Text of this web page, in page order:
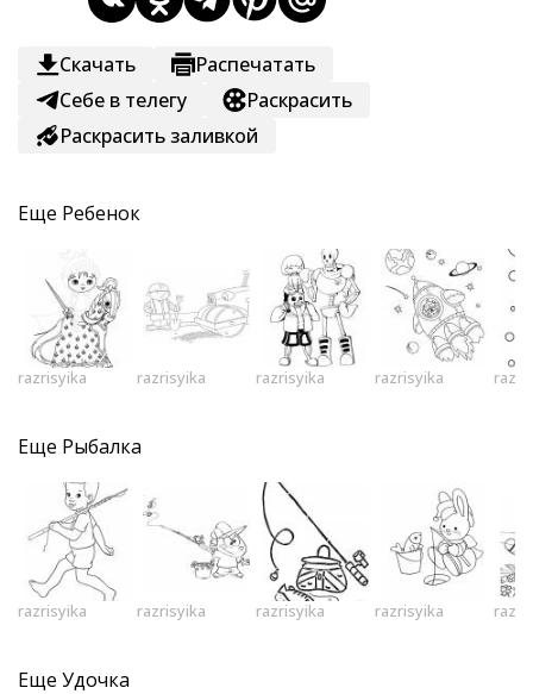
Скачать
Распечатать
Себе в телегу
Раскрасить
Раскрасить заливкой
Еще Ребенок
razrisyika razrisyika razrisyika razrisyika
Еще Рыбалка
razrisyika razrisyika razrisyika razrisyika
Еще Удочка